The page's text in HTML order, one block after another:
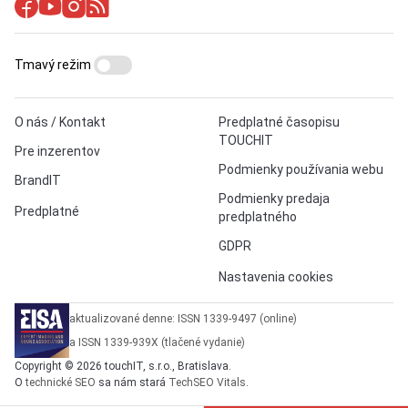
O nás / Kontakt
Pre inzerentov
BrandIT
Predplatné
Predplatné časopisu
TOUCHIT
Podmienky používania webu
Podmienky predaja
predplatného
GDPR
Nastavenia cookies
Tmavý režim
aktualizované denne: ISSN 1339-9497 (online)
a ISSN 1339-939X (tlačené vydanie)
Copyright © 2026 touchIT, s.r.o., Bratislava.
Otechnické SEO sa nám stará TechSEO Vitals